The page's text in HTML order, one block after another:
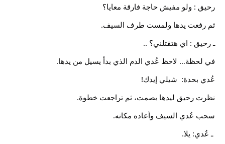
رحيق : ولو مفيش حاجة فارقة معايا؟
ثم رفعت يدها ولمست طرف السيف.
ـ رحيق : اي هتقتلني؟ ..
في لحظة… لاحظ عُدي الدم الذي بدأ يسيل من يدها.
عُدي بحدة:  شيلي إيدك!
نظرت رحيق ليدها بصمت، ثم تراجعت خطوة.
سحب عُدي السيف وأعاده مكانه.
ـ عُدي: يلا.